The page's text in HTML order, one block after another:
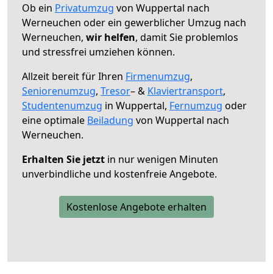
Ob ein Privatumzug von Wuppertal nach
Werneuchen oder ein gewerblicher Umzug nach
Werneuchen, wir helfen, damit Sie problemlos
und stressfrei umziehen können.
Allzeit bereit für Ihren Firmenumzug,
Seniorenumzug, Tresor– & Klaviertransport,
Studentenumzug in Wuppertal, Fernumzug oder
eine optimale Beiladung von Wuppertal nach
Werneuchen.
Erhalten Sie jetzt in nur wenigen Minuten
unverbindliche und kostenfreie Angebote.
Kostenlose Angebote erhalten